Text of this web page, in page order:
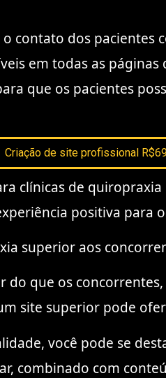
contato dos pacientes
em todas as
que os pacientes
Criação de site profissional
clínicas de
positiva para
superior aos
que os
site superior pode
você pode se
combinado com